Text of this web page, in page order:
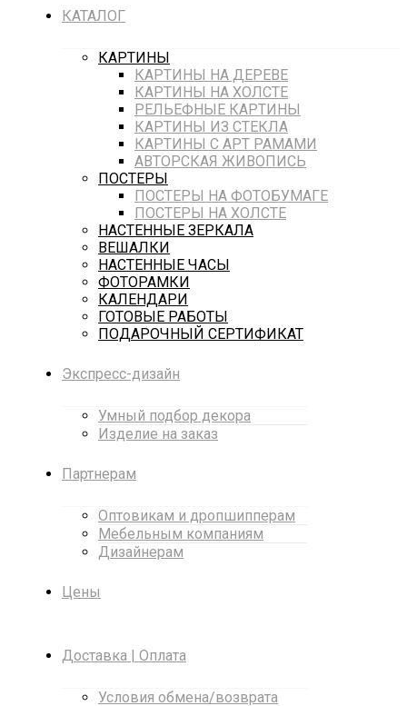
КАТАЛОГ
КАРТИНЫ
КАРТИНЫ НА ДЕРЕВЕ
КАРТИНЫ НА ХОЛСТЕ
РЕЛЬЕФНЫЕ КАРТИНЫ
КАРТИНЫ ИЗ СТЕКЛА
КАРТИНЫ С АРТ РАМАМИ
АВТОРСКАЯ ЖИВОПИСЬ
ПОСТЕРЫ
ПОСТЕРЫ НА ФОТОБУМАГЕ
ПОСТЕРЫ НА ХОЛСТЕ
НАСТЕННЫЕ ЗЕРКАЛА
ВЕШАЛКИ
НАСТЕННЫЕ ЧАСЫ
ФОТОРАМКИ
КАЛЕНДАРИ
ГОТОВЫЕ РАБОТЫ
ПОДАРОЧНЫЙ СЕРТИФИКАТ
Экспресс-дизайн
Умный подбор декора
Изделие на заказ
Партнерам
Оптовикам и дропшипперам
Мебельным компаниям
Дизайнерам
Цены
Доставка | Оплата
Условия обмена/возврата